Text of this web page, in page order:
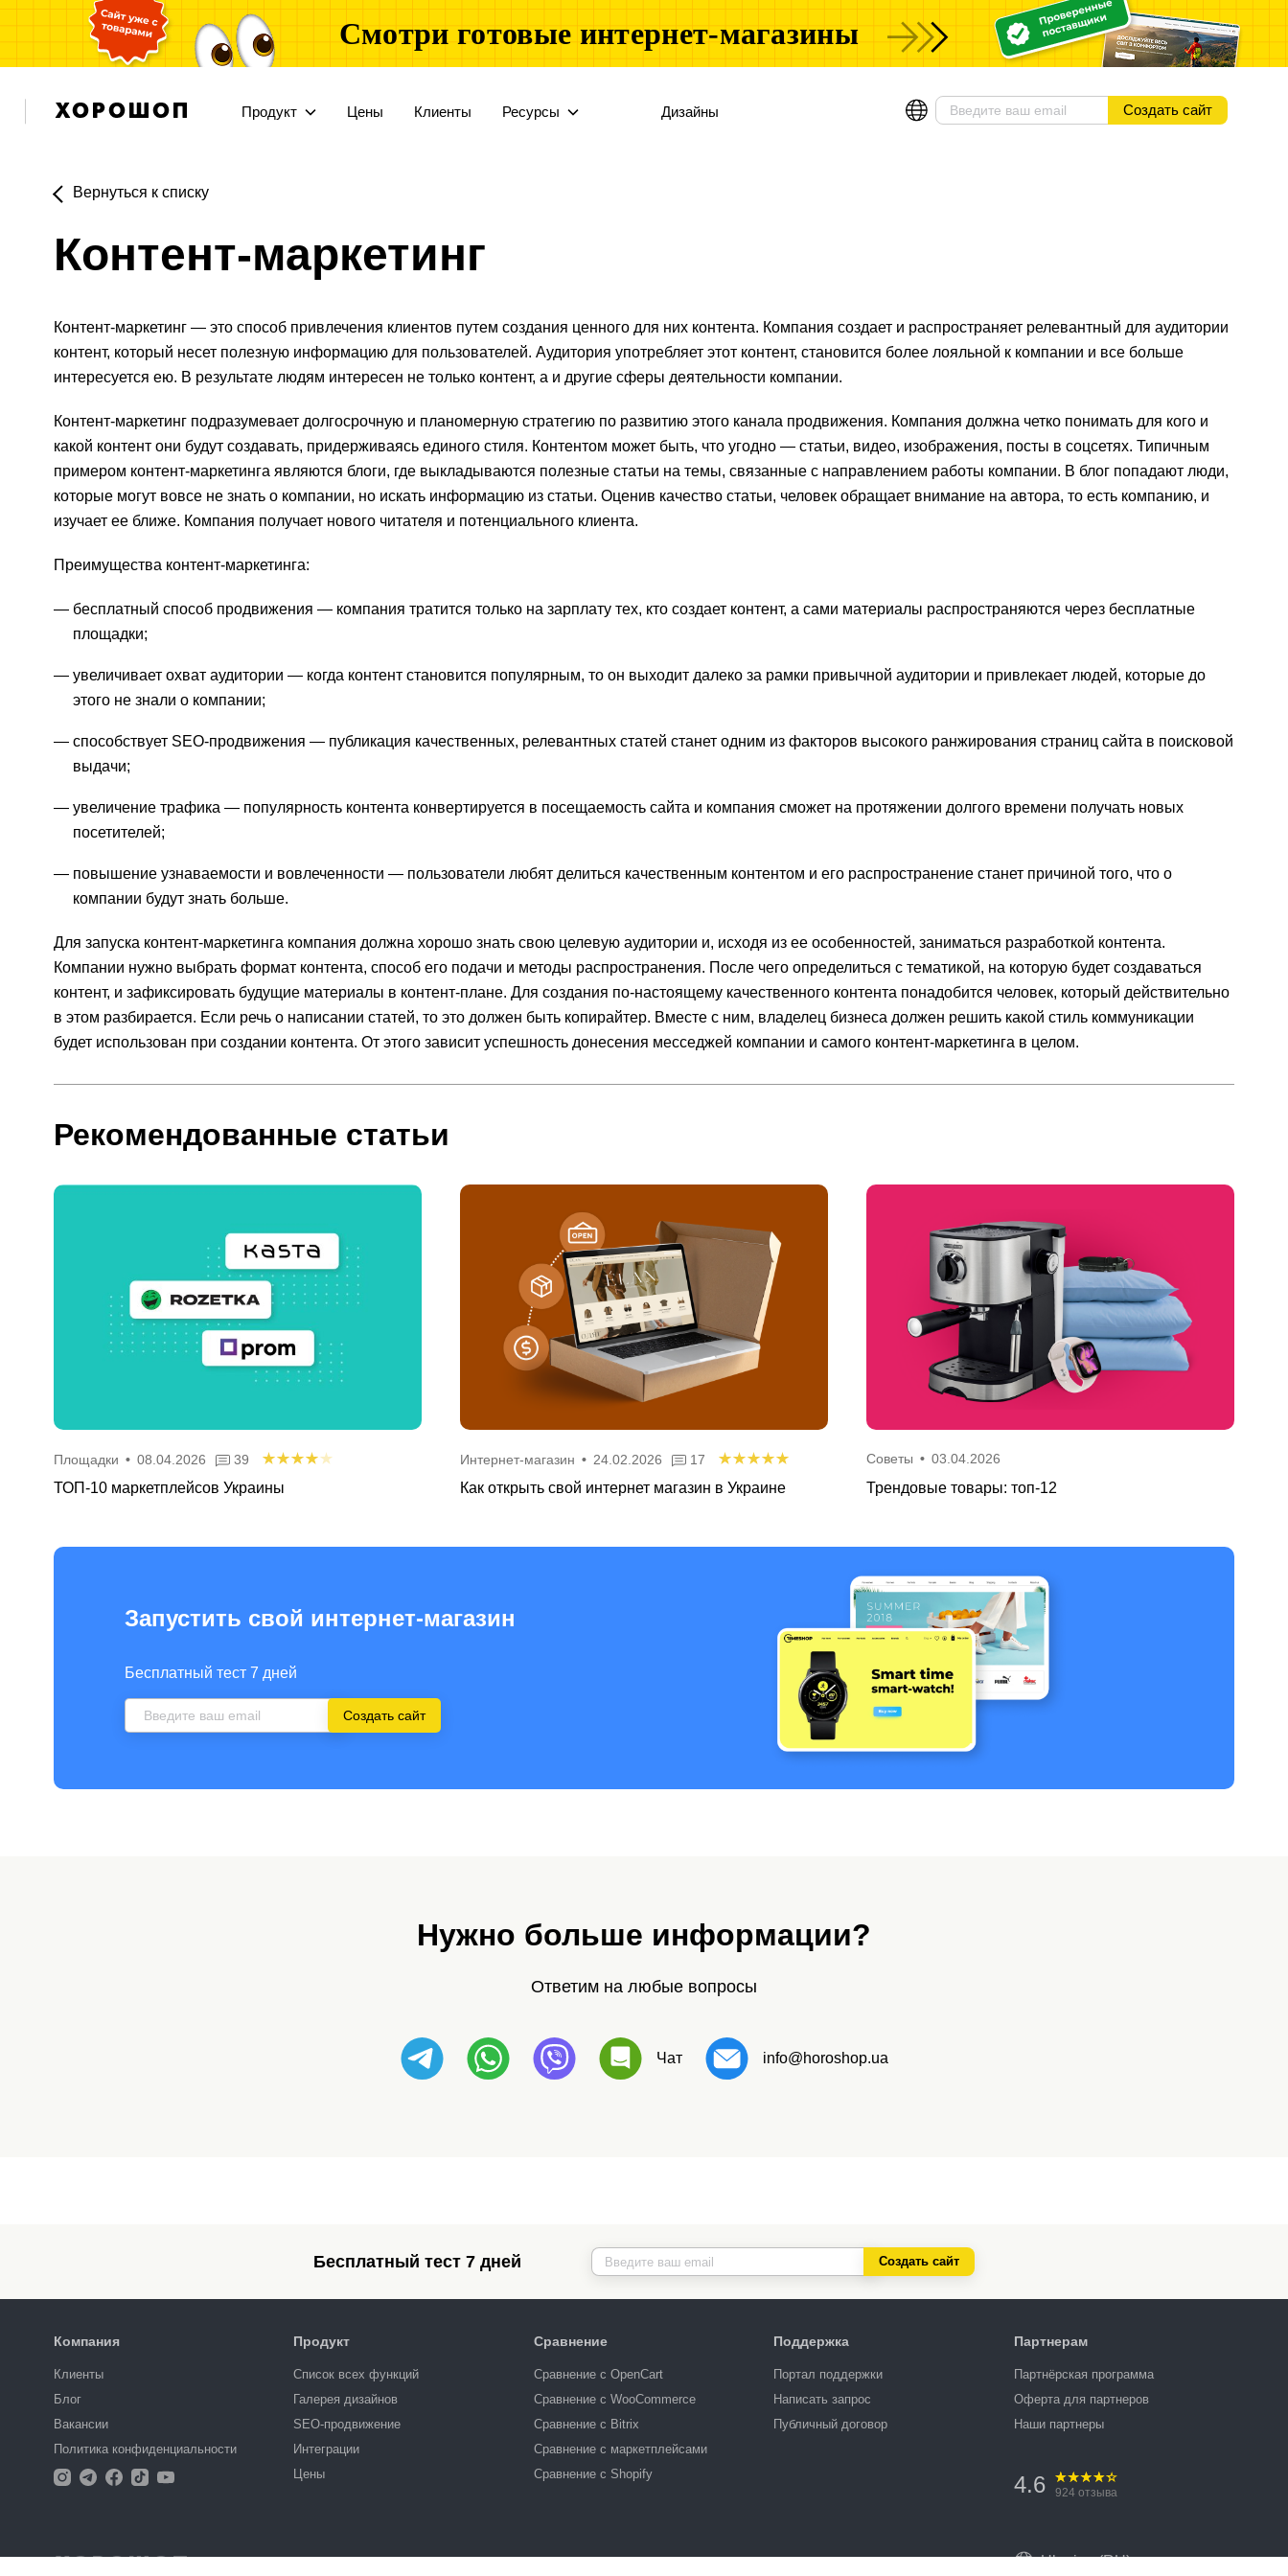
Смотри готовые интернет-магазины
Продукт Цены Клиенты Ресурсы Дизайны Создать сайт
Вернуться к списку
Контент-маркетинг
Контент-маркетинг — это способ привлечения клиентов путем создания ценного для них контента. Компания создает и распространяет релевантный для аудитории
контент, который несет полезную информацию для пользователей. Аудитория употребляет этот контент, становится более лояльной к компании и все больше
интересуется ею. В результате людям интересен не только контент, а и другие сферы деятельности компании.
Контент-маркетинг подразумевает долгосрочную и планомерную стратегию по развитию этого канала продвижения. Компания должна четко понимать для кого и
какой контент они будут создавать, придерживаясь единого стиля. Контентом может быть, что угодно — статьи, видео, изображения, посты в соцсетях. Типичным
примером контент-маркетинга являются блоги, где выкладываются полезные статьи на темы, связанные с направлением работы компании. В блог попадают люди,
которые могут вовсе не знать о компании, но искать информацию из статьи. Оценив качество статьи, человек обращает внимание на автора, то есть компанию, и
изучает ее ближе. Компания получает нового читателя и потенциального клиента.
Преимущества контент-маркетинга:
бесплатный способ продвижения — компания тратится только на зарплату тех, кто создает контент, а сами материалы распространяются через бесплатные
площадки;
увеличивает охват аудитории — когда контент становится популярным, то он выходит далеко за рамки привычной аудитории и привлекает людей, которые до
этого не знали о компании;
способствует SEO-продвижения — публикация качественных, релевантных статей станет одним из факторов высокого ранжирования страниц сайта в поисковой
выдачи;
увеличение трафика — популярность контента конвертируется в посещаемость сайта и компания сможет на протяжении долгого времени получать новых
посетителей;
повышение узнаваемости и вовлеченности — пользователи любят делиться качественным контентом и его распространение станет причиной того, что о
компании будут знать больше.
Для запуска контент-маркетинга компания должна хорошо знать свою целевую аудитории и, исходя из ее особенностей, заниматься разработкой контента.
Компании нужно выбрать формат контента, способ его подачи и методы распространения. После чего определиться с тематикой, на которую будет создаваться
контент, и зафиксировать будущие материалы в контент-плане. Для создания по-настоящему качественного контента понадобится человек, который действительно
в этом разбирается. Если речь о написании статей, то это должен быть копирайтер. Вместе с ним, владелец бизнеса должен решить какой стиль коммуникации
будет использован при создании контента. От этого зависит успешность донесения месседжей компании и самого контент-маркетинга в целом.
Рекомендованные статьи
Площадки • 08.04.2026 39
ТОП-10 маркетплейсов Украины
Интернет-магазин • 24.02.2026 17
Как открыть свой интернет магазин в Украине
Советы • 03.04.2026
Трендовые товары: топ-12
Запустить свой интернет-магазин
Бесплатный тест 7 дней
Создать сайт
Нужно больше информации?
Ответим на любые вопросы
Чат info@horoshop.ua
Бесплатный тест 7 дней Создать сайт
Компания
Клиенты
Блог
Вакансии
Политика конфиденциальности
Продукт
Список всех функций
Галерея дизайнов
SEO-продвижение
Интеграции
Цены
Сравнение
Сравнение с OpenCart
Сравнение с WooCommerce
Сравнение с Bitrix
Сравнение с маркетплейсами
Сравнение с Shopify
Поддержка
Портал поддержки
Написать запрос
Публичный договор
Партнерам
Партнёрская программа
Оферта для партнеров
Наши партнеры
4.6 924 отзыва
Ukraine (RU)